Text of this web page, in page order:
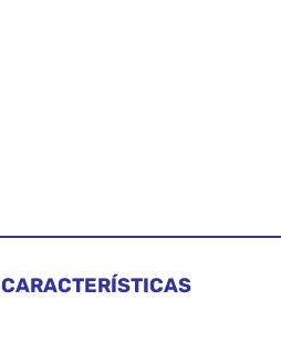
CARACTERÍSTICAS